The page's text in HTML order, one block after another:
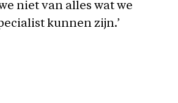
niet van alles wat we
kunnen zijn.’